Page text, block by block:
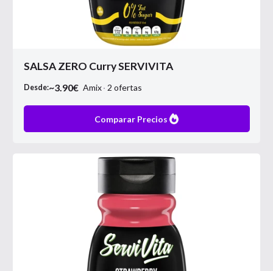
SALSA ZERO Curry SERVIVITA
Desde:~3.90€ Amix 2 ofertas
Comparar Precios